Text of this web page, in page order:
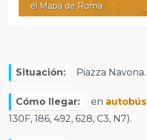
el Mapa de Roma
Situación: Piazza Navona.
Cómo llegar: en autobús
130F, 186, 492, 628, C3, N7).